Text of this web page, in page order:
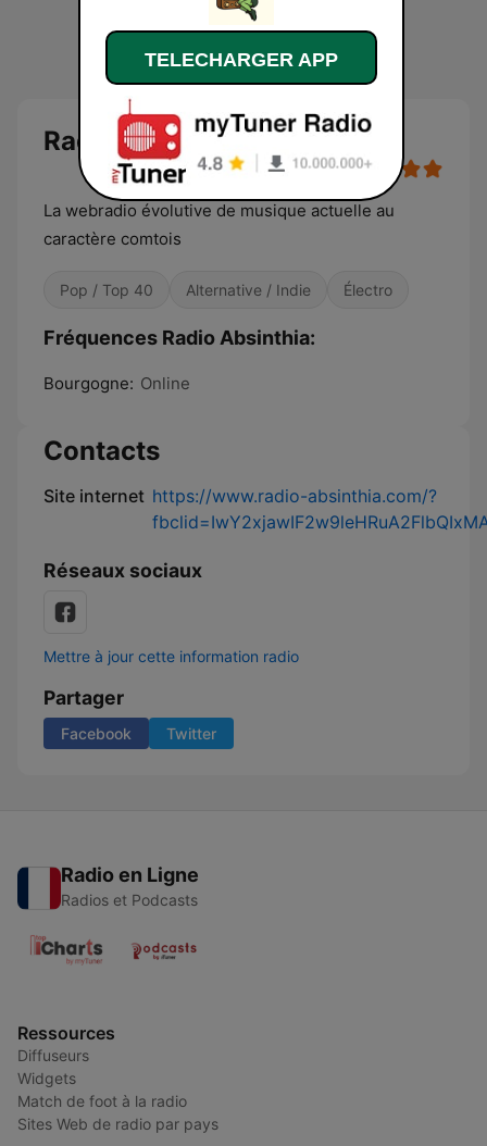
Radio Absinthia
La webradio évolutive de musique actuelle au
caractère comtois
Pop / Top 40 Alternative / Indie Électro
Fréquences Radio Absinthia:
Bourgogne: Online
Contacts
Site internet https://www.radio-absinthia.com/?
Réseaux sociaux
Mettre à jour cette information radio
Partager
Facebook Twitter
Radio en Ligne
Radios et Podcasts
Ressources
Diffuseurs
Widgets
Match de foot à la radio
Sites Web de radio par pays
TELECHARGER APP